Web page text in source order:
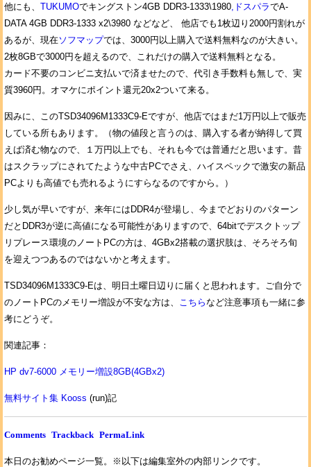
他にも、 TUKUMOでキングストン4GB DDR3-1333\1980 ,ドスパラでA-
DATA 4GB DDR3-1333 x2\3980 などなど、 他店でも1枚辺り2000円割れが
あるが、現在ソフマップでは、3000円以上購入で送料無料なのが大きい。
2枚8GBで3000円を超えるので、これだけの購入で送料無料となる。
カード不要のコンビニ支払いで済ませたので、代引き手数料も無しで、実
質3960円。オマケにポイント還元20x2ついて来る。
因みに、このTSD34096M1333C9-Eですが、他店ではまだ1万円以上で販売
している所もあります。（物の値段と言うのは、購入する者が納得して買
えば済む物なので、１万円以上でも、それも今では普通だと思います。昔
はスクラップにされてたような中古PCでさえ、ハイスペックで激安の新品
PCよりも高値でも売れるようにすらなるのですから。）
少し気が早いですが、来年にはDDR4が登場し、今までどおりのパターン
だとDDR3が逆に高値になる可能性がありますので、64bitでデスクトップ
リプレース環境のノートPCの方は、4GBx2搭載の選択肢は、そろそろ旬
を迎えつつあるのではないかと考えます。
TSD34096M1333C9-Eは、明日土曜日辺りに届くと思われます。ご自分で
のノートPCのメモリー増設が不安な方は、
こちらなど注意事項も一緒に参
考にどうぞ。
関連記事：
HP dv7-6000 メモリー増設8GB(4GBx2)
無料サイト集 Kooss (run)記
Comments Trackback PermaLink
本日のお勧めページ一覧。※以下は編集室外の内部リンクです。